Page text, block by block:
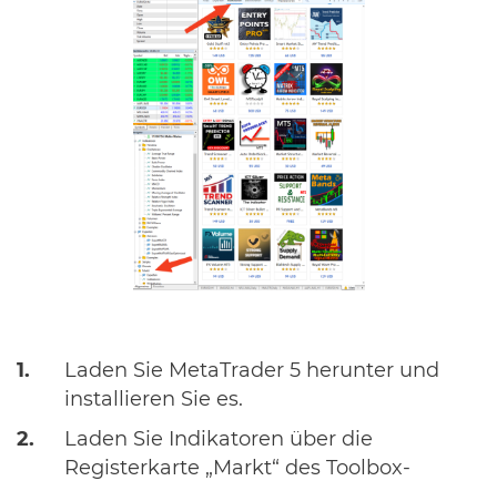
Laden Sie MetaTrader 5 herunter und
installieren Sie es.
Laden Sie Indikatoren über die
Registerkarte „Markt“ des Toolbox-